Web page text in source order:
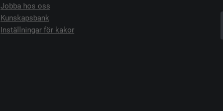
Jobba hos oss
Kunskapsbank
Inställningar för kakor